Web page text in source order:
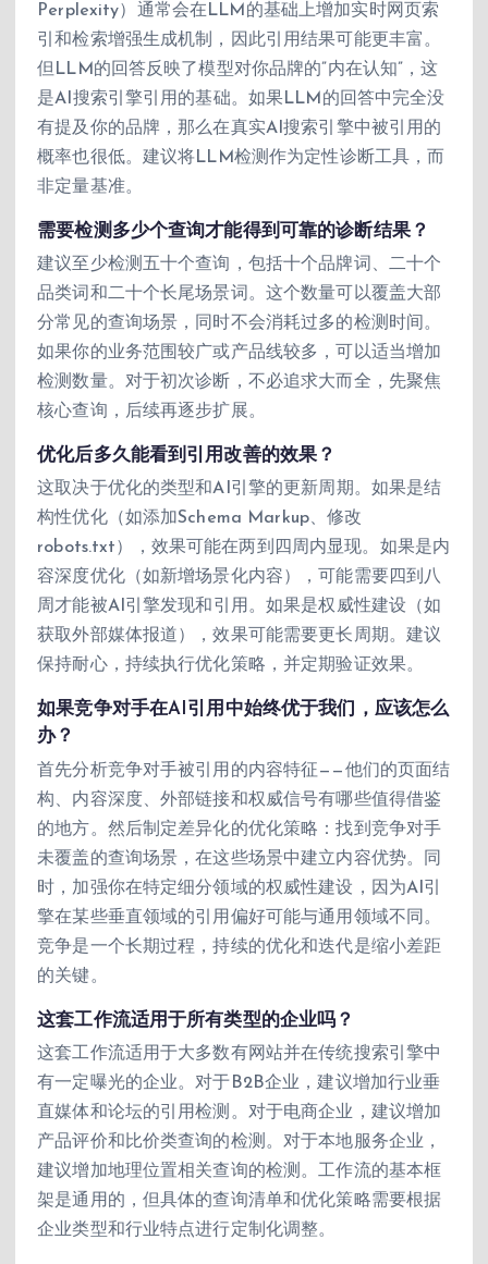
Perplexity）通常会在LLM的基础上增加实时网页索
引和检索增强生成机制，因此引用结果可能更丰富。
但LLM的回答反映了模型对你品牌的”内在认知”，这
是AI搜索引擎引用的基础。如果LLM的回答中完全没
有提及你的品牌，那么在真实AI搜索引擎中被引用的
概率也很低。建议将LLM检测作为定性诊断工具，而
非定量基准。
需要检测多少个查询才能得到可靠的诊断结果？
建议至少检测五十个查询，包括十个品牌词、二十个
品类词和二十个长尾场景词。这个数量可以覆盖大部
分常见的查询场景，同时不会消耗过多的检测时间。
如果你的业务范围较广或产品线较多，可以适当增加
检测数量。对于初次诊断，不必追求大而全，先聚焦
核心查询，后续再逐步扩展。
优化后多久能看到引用改善的效果？
这取决于优化的类型和AI引擎的更新周期。如果是结
构性优化（如添加Schema Markup、修改
robots.txt），效果可能在两到四周内显现。如果是内
容深度优化（如新增场景化内容），可能需要四到八
周才能被AI引擎发现和引用。如果是权威性建设（如
获取外部媒体报道），效果可能需要更长周期。建议
保持耐心，持续执行优化策略，并定期验证效果。
如果竞争对手在AI引用中始终优于我们，应该怎么
办？
首先分析竞争对手被引用的内容特征——他们的页面结
构、内容深度、外部链接和权威信号有哪些值得借鉴
的地方。然后制定差异化的优化策略：找到竞争对手
未覆盖的查询场景，在这些场景中建立内容优势。同
时，加强你在特定细分领域的权威性建设，因为AI引
擎在某些垂直领域的引用偏好可能与通用领域不同。
竞争是一个长期过程，持续的优化和迭代是缩小差距
的关键。
这套工作流适用于所有类型的企业吗？
这套工作流适用于大多数有网站并在传统搜索引擎中
有一定曝光的企业。对于B2B企业，建议增加行业垂
直媒体和论坛的引用检测。对于电商企业，建议增加
产品评价和比价类查询的检测。对于本地服务企业，
建议增加地理位置相关查询的检测。工作流的基本框
架是通用的，但具体的查询清单和优化策略需要根据
企业类型和行业特点进行定制化调整。